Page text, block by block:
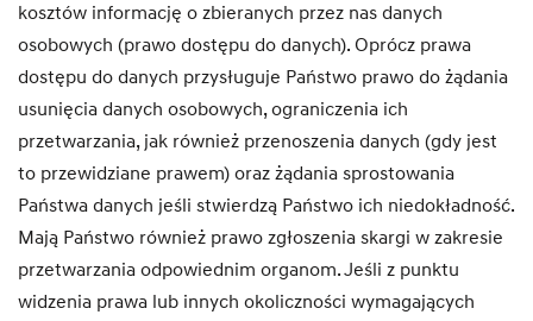
kosztów informację o zbieranych przez nas danych
osobowych (prawo dostępu do danych). Oprócz prawa
dostępu do danych przysługuje Państwo prawo do żądania
usunięcia danych osobowych, ograniczenia ich
przetwarzania, jak również przenoszenia danych (gdy jest
to przewidziane prawem) oraz żądania sprostowania
Państwa danych jeśli stwierdzą Państwo ich niedokładność.
Mają Państwo również prawo zgłoszenia skargi w zakresie
przetwarzania odpowiednim organom. Jeśli z punktu
widzenia prawa lub innych okoliczności wymagających